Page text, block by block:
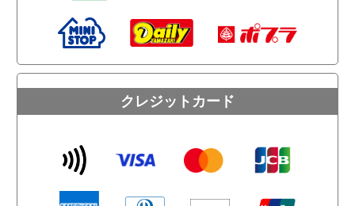
クレジットカード